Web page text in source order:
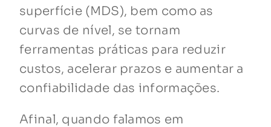
superfície (MDS), bem como as
curvas de nível, se tornam
ferramentas práticas para reduzir
custos, acelerar prazos e aumentar a
confiabilidade das informações.
Afinal, quando falamos em